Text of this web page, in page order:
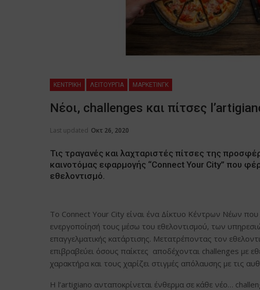
ΚΕΝΤΡΙΚΗ ΛΕΙΤΟΥΡΓΙΑ ΜΑΡΚΕΤΙΝΓΚ
Νέοι, challenges και πίτσες
Last updated Οκτ 26, 2020
Τις τραγανές και λαχταριστές πίτσες της
καινοτόμας εφαρμογής “Connect Your City” που
εθελοντισμό.
Το Connect Your City είναι ένα Δίκτυο Κέντρων Νέων
ενεργοποίησή τους μέσω του εθελοντισμού, των
επαγγελματικής κατάρτισης. Μετατρέποντας τον
επιβραβεύει όσους παίκτες αποδέχονται challenges με
χαρακτήρα και τους χαρίζει στιγμές απόλαυσης με τις
Η l’artigiano ανταποκρίνεται ένθερμα σε κάθε νέο…